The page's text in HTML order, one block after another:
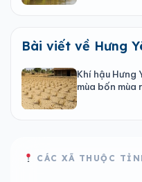
Bài viết về Hưng
Khí hậu Hưng
mùa bốn mùa
CÁC XÃ THUỘC